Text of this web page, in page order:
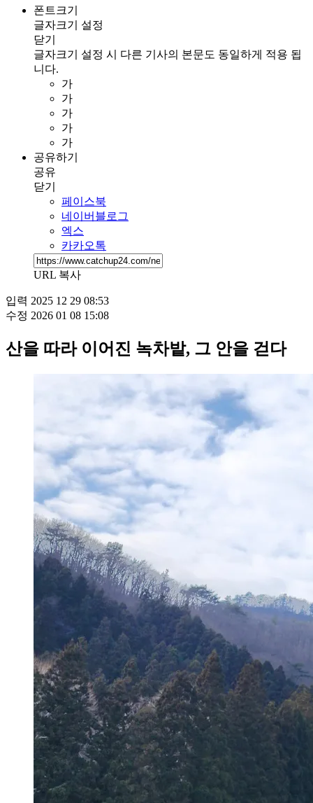
폰트크기
글자크기 설정
닫기
글자크기 설정 시 다른 기사의 본문도 동일하게 적용 됩
니다.
가
가
가
가
가
공유하기
공유
닫기
페이스북
네이버블로그
엑스
카카오톡
URL 복사
입력 2025 12 29 08:53
수정 2026 01 08 15:08
산을 따라 이어진 녹차밭, 그 안을 걷다